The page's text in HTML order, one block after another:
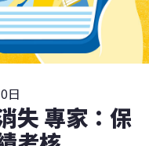
日
失 專家：保